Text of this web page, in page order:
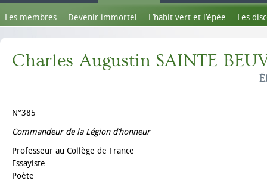
Les membres Devenir immortel L’habit vert et l’épée Les
Charles-Augustin SAINTE-
N°385
Commandeur de la Légion d’honneur
Professeur au Collège de France
Essayiste
Poète